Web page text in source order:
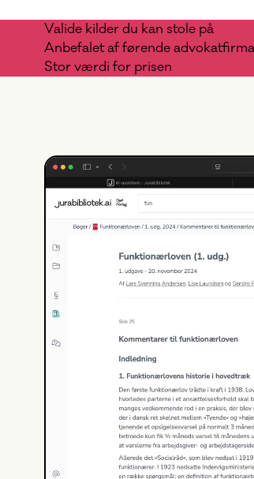
Valide kilder du kan stole på
Anbefalet af førende
Stor værdi for prisen